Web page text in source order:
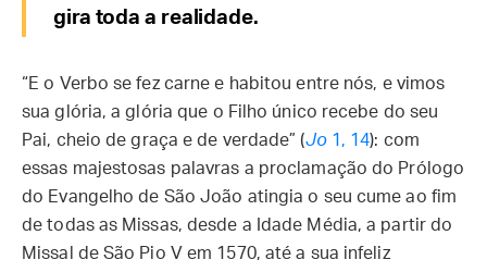
gira toda a realidade.
“E o Verbo se fez carne e habitou entre nós, e vimos
sua glória, a glória que o Filho único recebe do seu
Pai, cheio de graça e de verdade” (Jo1, 14): com
essas majestosas palavras a proclamação do Prólogo
do Evangelho de São João atingia o seu cume ao fim
de todas as Missas, desde a Idade Média, a partir do
Missal de São Pio V em 1570, até a sua infeliz